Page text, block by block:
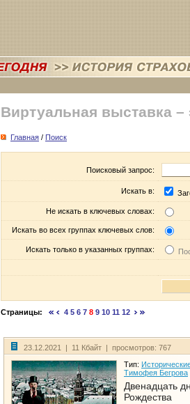
Виртуальная выставка –
Главная / Поиск
Поисковый запрос:
Искать в:
Не искать в ключевых словах:
Искать во всех группах ключевых слов:
Искать только в указанных группах:
Страницы: 4 5 6 7 8 9 10 11 12
23.12.2021 | 11 Кбайт | просмотров: 767
Тип:
Тимофея Бегрова
Двенадцать
Рождества